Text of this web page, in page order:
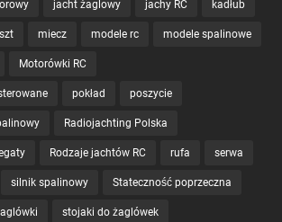
jacht żaglowy jachy RC kadłub
miecz modele rc modele spalinowe
Motorówki RC
pokład poszycie
Radiojachting Polska
Rodzaje jachtów RC rufa serwa
silnik spalinowy Stateczność poprzeczna
stojaki do żaglówek